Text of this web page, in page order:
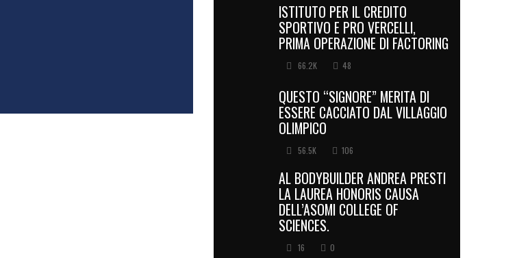
ISTITUTO PER IL CREDITO
SPORTIVO E PRO VERCELLI,
PRIMA OPERAZIONE DI FACTORING
66.2K 48
QUESTO “SIGNORE” MERITA DI
ESSERE CACCIATO DAL VILLAGGIO
OLIMPICO
56.5K 106
AL BODYBUILDER ANDREA PRESTI
LA LAUREA HONORIS CAUSA
DELL’ASOMI COLLEGE OF
SCIENCES.
16 0